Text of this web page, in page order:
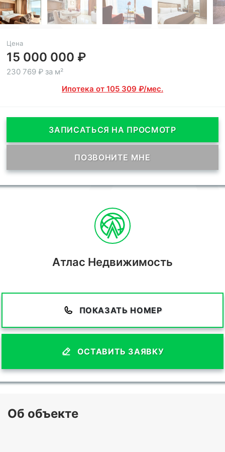
Цена
15 000 000 ₽
230 769 ₽ за м²
Ипотека от 105 309 ₽/мес.
ЗАПИСАТЬСЯ НА ПРОСМОТР
ПОЗВОНИТЕ МНЕ
Атлас Недвижимость
ПОКАЗАТЬ НОМЕР
ОСТАВИТЬ ЗАЯВКУ
Об объекте